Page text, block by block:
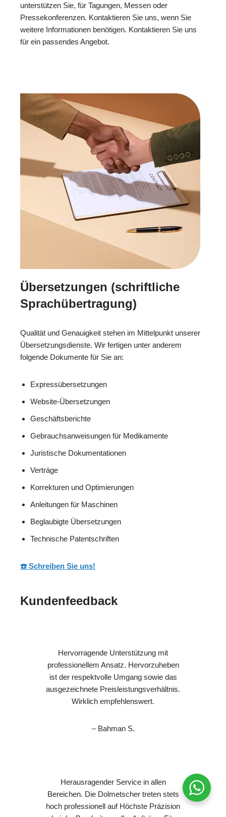
unterstützen Sie, für Tagungen, Messen oder
Pressekonferenzen. Kontaktieren Sie uns, wenn Sie
weitere Informationen benötigen. Kontaktieren Sie uns
für ein passendes Angebot.
Übersetzungen (schriftliche
Sprachübertragung)
Qualität und Genauigkeit stehen im Mittelpunkt unserer
Übersetzungsdienste. Wir fertigen unter anderem
folgende Dokumente für Sie an:
Expressübersetzungen
Website-Übersetzungen
Geschäftsberichte
Gebrauchsanweisungen für Medikamente
Juristische Dokumentationen
Verträge
Korrekturen und Optimierungen
Anleitungen für Maschinen
Beglaubigte Übersetzungen
Technische Patentschriften
☎️ Schreiben Sie uns!
Kundenfeedback
Hervorragende Unterstützung mit
professionellem Ansatz. Hervorzuheben
ist der respektvolle Umgang sowie das
ausgezeichnete Preisleistungsverhältnis.
Wirklich empfehlenswert.
– Bahman S.
Herausragender Service in allen
Bereichen. Die Dolmetscher treten stets
hoch professionell auf Höchste Präzision